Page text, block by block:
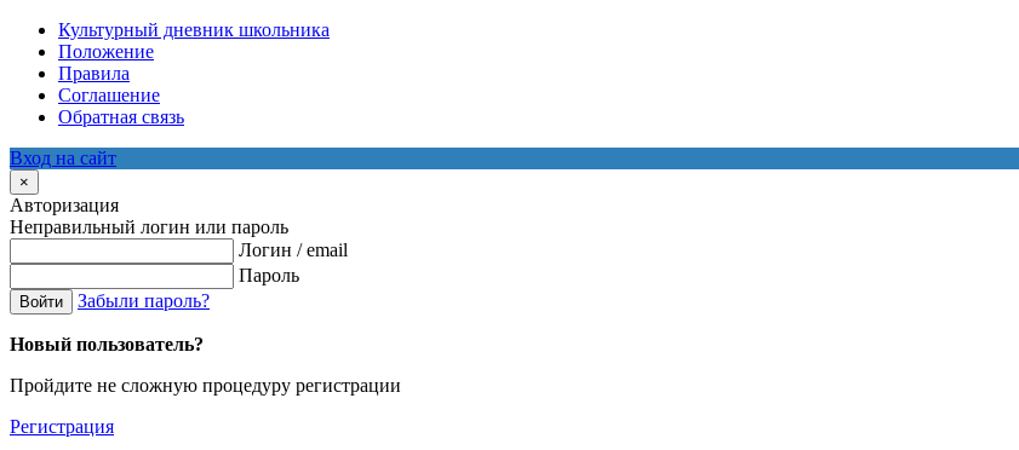
Культурный дневник школьника
Положение
Правила
Соглашение
Обратная связь
Вход на сайт
×
Авторизация
Неправильный логин или пароль
Логин / email
Пароль
Войти Забыли пароль?
Новый пользователь?
Пройдите не сложную процедуру регистрации
Регистрация